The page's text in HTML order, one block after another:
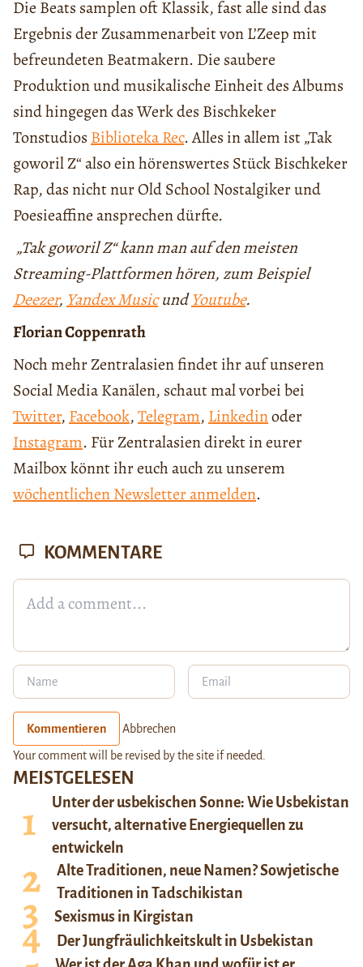
Die Beats samplen oft Klassik, fast alle sind das
Ergebnis der Zusammenarbeit von L’Zeep mit
befreundeten Beatmakern. Die saubere
Produktion und musikalische Einheit des Albums
sind hingegen das Werk des Bischkeker
Tonstudios Biblioteka Rec. Alles in allem ist „Tak
goworil Z“ also ein hörenswertes Stück Bischkeker
Rap, das nicht nur Old School Nostalgiker und
Poesieaffine ansprechen dürfte.
„Tak goworil Z“ kann man auf den meisten
Streaming-Plattformen hören, zum Beispiel
Deezer, Yandex MusicundYoutube.
Florian Coppenrath
Noch mehr Zentralasien findet ihr auf unseren
Social Media Kanälen, schaut mal vorbei bei
Twitter, Facebook,Telegram, Linkedinoder
Instagram. Für Zentralasien direkt in eurer
Mailbox könnt ihr euch auch zu unserem
wöchentlichen Newsletter anmelden.
MEISTGELESEN
Unter der usbekischen Sonne: Wie Usbekistan
versucht, alternative Energiequellen zu
entwickeln
Alte Traditionen, neue Namen? Sowjetische
Traditionen in Tadschikistan
Sexismus in Kirgistan
Der Jungfräulichkeitskult in Usbekistan
KOMMENTARE
Kommentieren Abbrechen
Your comment will be revised by the site if needed.